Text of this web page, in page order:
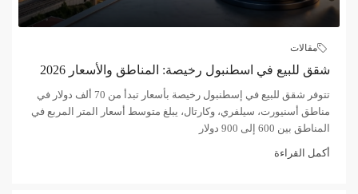
مقالات
شقق للبيع في اسطنبول رخيصة: المناطق والأسعار 2026
تتوفر شقق للبيع في إسطنبول رخيصة بأسعار تبدأ من 70 ألف دولار في
مناطق أسنيورت، سيلفري، وكارتال، يبلغ متوسط أسعار المتر المربع في
المناطق بين 600 إلى 900 دولار
أكمل القراءة